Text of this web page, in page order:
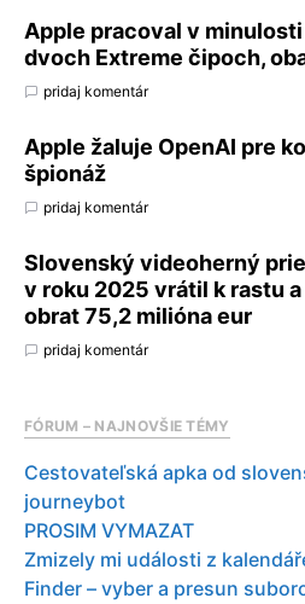
Apple pracoval v minulosti
dvoch Extreme čipoch,
pridaj komentár
Apple žaluje OpenAI pre
špionáž
pridaj komentár
Slovenský videoherný
v roku 2025 vrátil k rastu
obrat 75,2 milióna eur
pridaj komentár
FÓRUM – NAJNOVŠIE TÉMY
Cestovateľská apka od
journeybot
PROSIM VYMAZAT
Zmizely mi události z
Finder – vyber a presun